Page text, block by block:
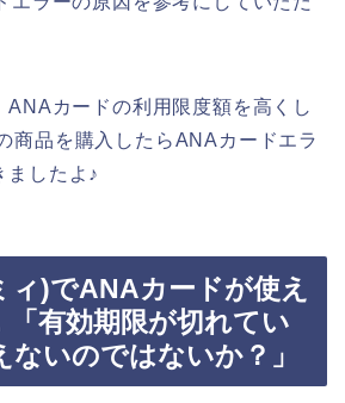
ANAカードの利用限度額を高くし
商品を購入したらANAカードエラ
ましたよ♪
)でANAカードが使え
「有効期限が切れてい
ないのではないか？」